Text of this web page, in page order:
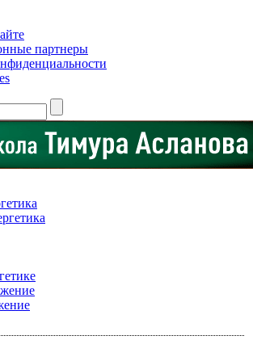
партнеры